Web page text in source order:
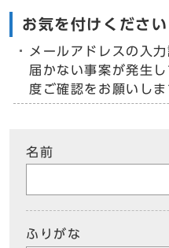
お気を付けください
メールアドレスの入
届かない事案が発生
度ご確認をお願いしま
名前
ふりがな